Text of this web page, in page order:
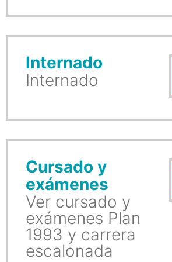
Internado
Internado
Cursado y
exámenes
Ver cursado y
exámenes Plan
1993 y carrera
escalonada